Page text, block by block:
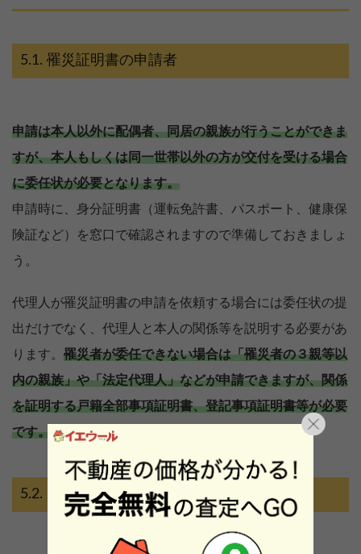
罹災証明書の申請者
申請は本人以外に配偶者、同居の親族が行うことができま
すが、本人もしくは同一世帯以外の方が交付を受ける場合
に委任状が必要となります。
申請時に、身分証明書（運転免許書、パスポート、健康保
険証など）を窓口で確認されますので準備しておきましょ
う。
代理人が罹災証明書の申請を依頼する場合には委任状の提
出だけでなく、代理人と本人の関係等を説明する必要があ
ります。 罹災者が委任できない場合は「罹災者の３親等以
内の親族」や「法定代理人」などが申請できますが、関係
を証明する戸籍全部事項証明書、登記事項証明書等が必要
です。
申請に持参するもの